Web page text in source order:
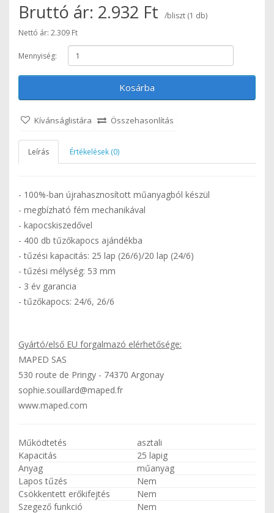
Bruttó ár: 2.932 Ft
/bliszt (1 db)
Nettó ár: 2.309 Ft
Mennyiség:
Kosárba
Kívánságlistára Összehasonlítás
Leírás Értékelések (0)
- 100%-ban újrahasznosított műanyagból készül
- megbízható fém mechanikával
- kapocskiszedővel
- 400 db tűzőkapocs ajándékba
- tűzési kapacitás: 25 lap (26/6)/20 lap (24/6)
- tűzési mélység: 53 mm
- 3 év garancia
- tűzőkapocs: 24/6, 26/6
Gyártó/első EU forgalmazó elérhetősége:
MAPED SAS
530 route de Pringy - 74370 Argonay
sophie.souillard@maped.fr
www.maped.com
Működtetés
asztali
Kapacitás
25 lapig
Anyag
műanyag
Lapos tűzés
Nem
Csökkentett erőkifejtés
Nem
Szegező funkció
Nem